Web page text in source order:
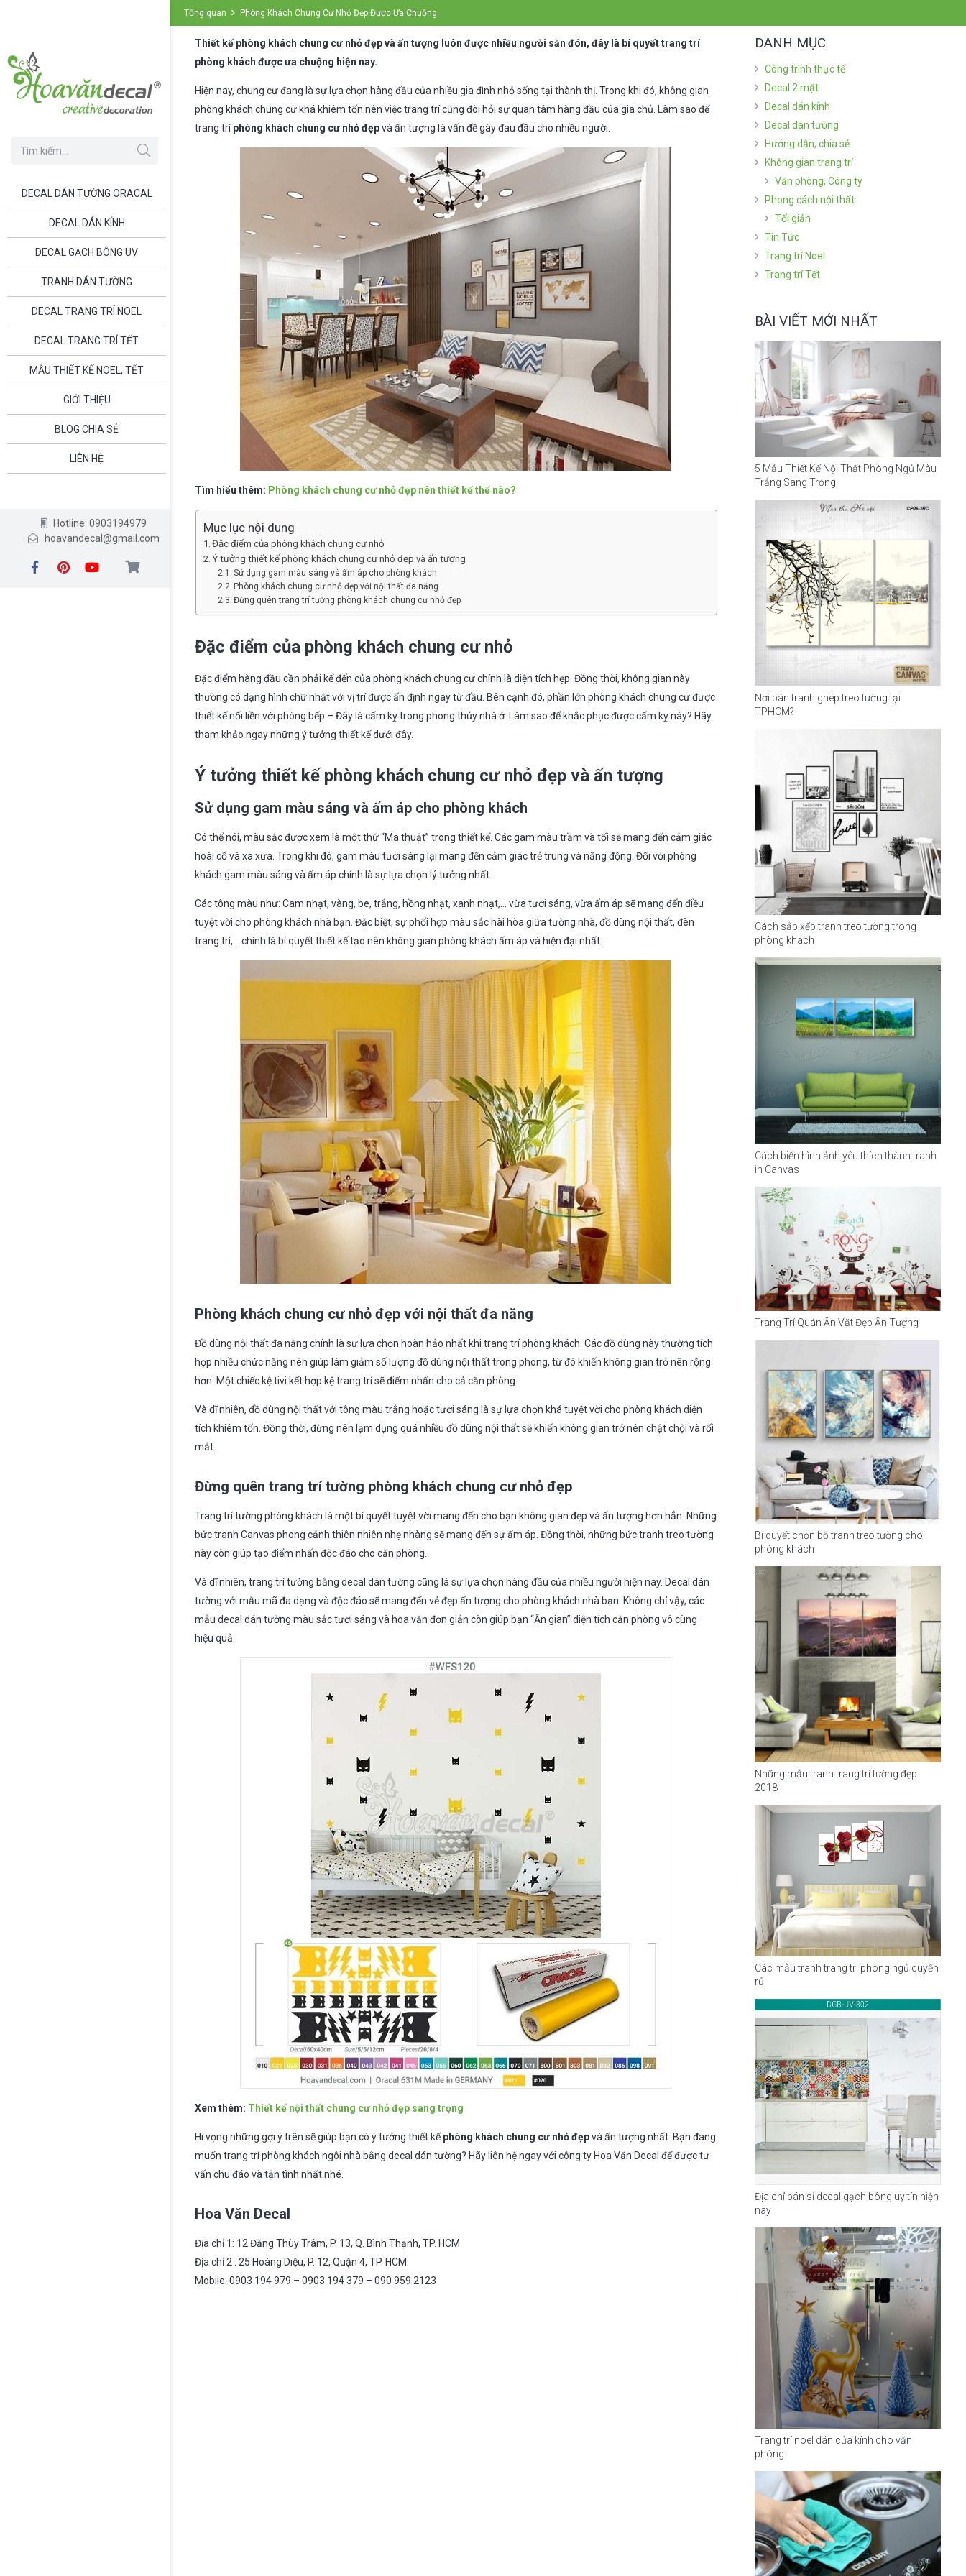
DECAL DÁN TƯỜNG ORACAL
DECAL DÁN KÍNH
DECAL GẠCH BÔNG UV
TRANH DÁN TƯỜNG
DECAL TRANG TRÍ NOEL
DECAL TRANG TRÍ TẾT
MẪU THIẾT KẾ NOEL, TẾT
GIỚI THIỆU
BLOG CHIA SẺ
LIÊN HỆ
Hotline: 0903194979
hoavandecal@gmail.com
Tổng quan Phòng Khách Chung Cư Nhỏ Đẹp Được Ưa Chuộng
Thiết kế phòng khách chung cư nhỏ đẹp và ấn tượng luôn được nhiều người săn đón, đây là bí quyết trang trí
phòng khách được ưa chuộng hiện nay.
Hiện nay, chung cư đang là sự lựa chọn hàng đầu của nhiều gia đình nhỏ sống tại thành thị. Trong khi đó, không gian
phòng khách chung cư khá khiêm tốn nên việc trang trí cũng đòi hỏi sự quan tâm hàng đầu của gia chủ. Làm sao để
trang tríphòng khách chung cư nhỏ đẹpvà ấn tượng là vấn đề gây đau đầu cho nhiều người.
Tìm hiểu thêm: Phòng khách chung cư nhỏ đẹp nên thiết kế thế nào?
Mục lục nội dung
Đặc điểm của phòng khách chung cư nhỏ
Ý tưởng thiết kế phòng khách chung cư nhỏ đẹp và ấn tượng
Sử dụng gam màu sáng và ấm áp cho phòng khách
Phòng khách chung cư nhỏ đẹp với nội thất đa năng
Đừng quên trang trí tường phòng khách chung cư nhỏ đẹp
Đặc điểm của phòng khách chung cư nhỏ
Đặc điểm hàng đầu cần phải kể đến của phòng khách chung cư chính là diện tích hẹp. Đồng thời, không gian này
thường có dạng hình chữ nhật với vị trí được ấn định ngay từ đầu. Bên cạnh đó, phần lớn phòng khách chung cư được
thiết kế nối liền với phòng bếp – Đây là cấm kỵ trong phong thủy nhà ở. Làm sao để khắc phục được cấm kỵ này? Hãy
tham khảo ngay những ý tưởng thiết kế dưới đây.
Ý tưởng thiết kế phòng khách chung cư nhỏ đẹp và ấn tượng
Sử dụng gam màu sáng và ấm áp cho phòng khách
Có thể nói, màu sắc được xem là một thứ “Ma thuật” trong thiết kế. Các gam màu trầm và tối sẽ mang đến cảm giác
hoài cổ và xa xưa. Trong khi đó, gam màu tươi sáng lại mang đến cảm giác trẻ trung và năng động. Đối với phòng
khách gam màu sáng và ấm áp chính là sự lựa chọn lý tưởng nhất.
Các tông màu như: Cam nhạt, vàng, be, trắng, hồng nhạt, xanh nhạt,… vừa tươi sáng, vừa ấm áp sẽ mang đến điều
tuyệt vời cho phòng khách nhà bạn. Đặc biệt, sự phối hợp màu sắc hài hòa giữa tường nhà, đồ dùng nội thất, đèn
trang trí,… chính là bí quyết thiết kế tạo nên không gian phòng khách ấm áp và hiện đại nhất.
Phòng khách chung cư nhỏ đẹp với nội thất đa năng
Đồ dùng nội thất đa năng chính là sự lựa chọn hoàn hảo nhất khi trang trí phòng khách. Các đồ dùng này thường tích
hợp nhiều chức năng nên giúp làm giảm số lượng đồ dùng nội thất trong phòng, từ đó khiến không gian trở nên rộng
hơn. Một chiếc kệ tivi kết hợp kệ trang trí sẽ điểm nhấn cho cả căn phòng.
Và dĩ nhiên, đồ dùng nội thất với tông màu trắng hoặc tươi sáng là sự lựa chọn khá tuyệt vời cho phòng khách diện
tích khiêm tốn. Đồng thời, đừng nên lạm dụng quá nhiều đồ dùng nội thất sẽ khiến không gian trở nên chật chội và rối
mắt.
Đừng quên trang trí tường phòng khách chung cư nhỏ đẹp
Trang trí tường phòng khách là một bí quyết tuyệt vời mang đến cho bạn không gian đẹp và ấn tượng hơn hẳn. Những
bức tranh Canvas phong cảnh thiên nhiên nhẹ nhàng sẽ mang đến sự ấm áp. Đồng thời, những bức tranh treo tường
này còn giúp tạo điểm nhấn độc đáo cho căn phòng.
Và dĩ nhiên, trang trí tường bằng decal dán tường cũng là sự lựa chọn hàng đầu của nhiều người hiện nay. Decal dán
tường với mẫu mã đa dạng và độc đáo sẽ mang đến vẻ đẹp ấn tượng cho phòng khách nhà bạn. Không chỉ vậy, các
mẫu decal dán tường màu sắc tươi sáng và hoa văn đơn giản còn giúp bạn “Ăn gian” diện tích căn phòng vô cùng
hiệu quả.
Xem thêm: Thiết kế nội thất chung cư nhỏ đẹp sang trọng
Hi vọng những gợi ý trên sẽ giúp bạn có ý tưởng thiết kếphòng khách chung cư nhỏ đẹpvà ấn tượng nhất. Bạn đang
muốn trang trí phòng khách ngôi nhà bằng decal dán tường? Hãy liên hệ ngay với công ty Hoa Văn Decal để được tư
vấn chu đáo và tận tình nhất nhé.
Hoa Văn Decal
Địa chỉ 1: 12 Đặng Thùy Trâm, P. 13, Q. Bình Thạnh, TP. HCM
Địa chỉ 2 : 25 Hoàng Diệu, P. 12, Quận 4, TP. HCM
Mobile: 0903 194 979 – 0903 194 379 – 090 959 2123
DANH MỤC
Công trình thực tế
Decal 2 mặt
Decal dán kính
Decal dán tường
Hướng dẫn, chia sẻ
Không gian trang trí
Văn phòng, Công ty
Phong cách nội thất
Tối giản
Tin Tức
Trang trí Noel
Trang trí Tết
BÀI VIẾT MỚI NHẤT
5 Mẫu Thiết Kế Nội Thất Phòng Ngủ Màu
Trắng Sang Trọng
Nơi bán tranh ghép treo tường tại
TPHCM?
Cách sắp xếp tranh treo tường trong
phòng khách
Cách biến hình ảnh yêu thích thành tranh
in Canvas
Trang Trí Quán Ăn Vặt Đẹp Ấn Tượng
Bí quyết chọn bộ tranh treo tường cho
phòng khách
Những mẫu tranh trang trí tường đẹp
2018
Các mẫu tranh trang trí phòng ngủ quyến
rủ
Địa chỉ bán sỉ decal gạch bông uy tín hiện
nay
Trang trí noel dán cửa kính cho văn
phòng